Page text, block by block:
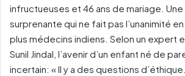
infructueuses et 46 ans de mariage.
surprenante qui ne fait pas l’unanimité
plus médecins indiens. Selon un expert
Sunil Jindal, l’avenir d’un enfant né de
incertain: « Il y a des questions